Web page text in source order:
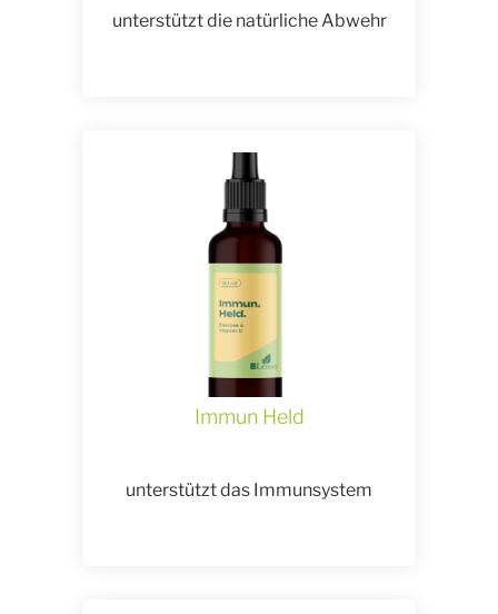
unterstützt die natürliche Abwehr
Immun Held
unterstützt das Immunsystem